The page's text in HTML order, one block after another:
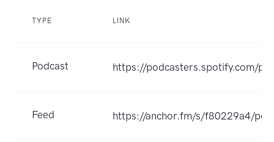
TYPE LINK
Podcast https://podcasters.spotify.com/
Feed https://anchor.fm/s/f80229a4/